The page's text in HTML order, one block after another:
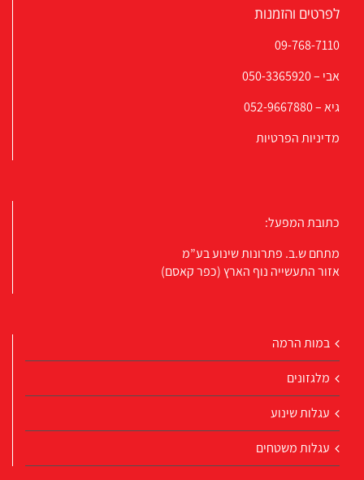
לפרטים והזמנות
09-768-7110
אבי –050-3365920
גיא –052-9667880
מדיניות הפרטיות
כתובת המפעל:
מתחם ש.ב. פתרונות שינוע בע”מ
אזור התעשייה נוף הארץ (כפר קאסם)
במות הרמה
מלגזונים
עגלות שינוע
עגלות משטחים